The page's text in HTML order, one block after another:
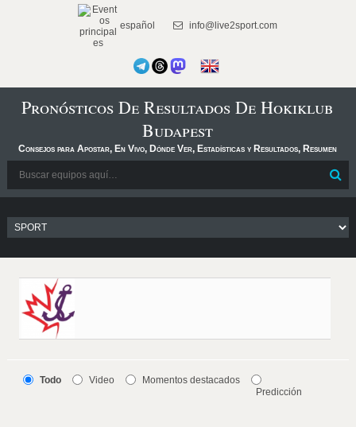
español info@live2sport.com
Pronósticos De Resultados De Hokiklub
Budapest
Consejos para Apostar, En Vivo, Dónde Ver, Estadísticas y Resultados, Resumen
Todo Video
Momentos destacados
Predicción